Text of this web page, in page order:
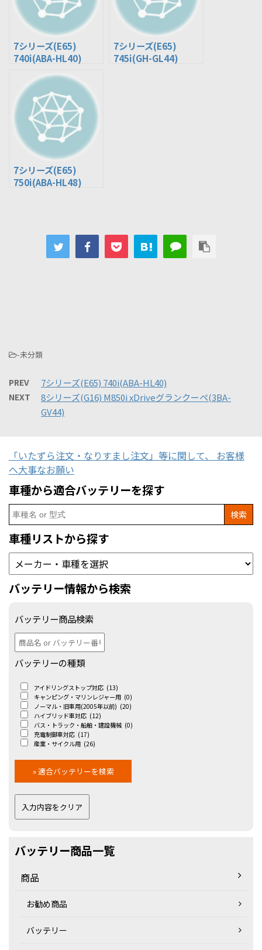
7シリーズ(E65)
740i(ABA-HL40)
7シリーズ(E65)
745i(GH-GL44)
7シリーズ(E65)
750i(ABA-HL48)
-未分類
PREV 7シリーズ(E65) 740i(ABA-HL40)
NEXT
8シリーズ(G16) M850i xDriveグランクーペ(3BA-
GV44)
「いたずら注文・なりすまし注文」等に関して、 お客様
へ大事なお願い
車種から適合バッテリーを探す
Search
for:
車種リストから探す
バッテリー情報から検索
バッテリー商品検索
バッテリーの種類
アイドリングストップ対応 (13)
キャンピング・マリンレジャー用 (0)
ノーマル・旧車用(2005年以前) (20)
ハイブリッド車対応 (12)
バス・トラック・船舶・建設機械 (0)
充電制御車対応 (17)
産業・サイクル用 (26)
バッテリー商品一覧
商品
お勧め商品
バッテリー